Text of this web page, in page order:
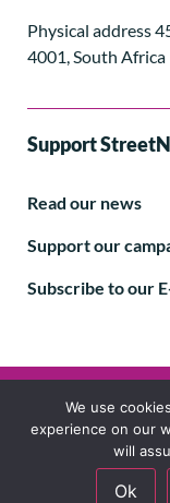
Physical address
4001, South Africa
Support
Read our news
Support our
Subscribe to our
©
We use
experience on our
will
Ok